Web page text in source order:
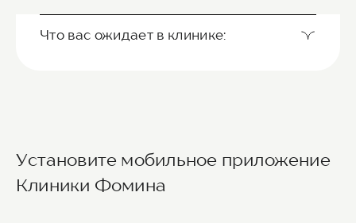
Что вас ожидает в клинике:
Ведущие врачи региона
Установите мобильное приложение
Клиники Фомина